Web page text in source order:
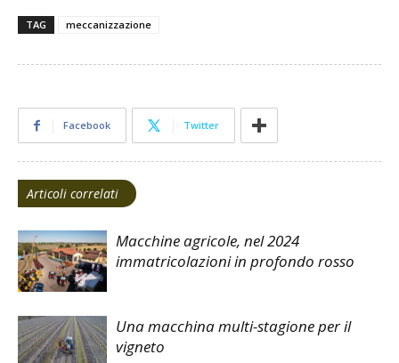
TAG meccanizzazione
Facebook Twitter
Articoli correlati
Macchine agricole, nel 2024
immatricolazioni in profondo rosso
Una macchina multi-stagione per il
vigneto